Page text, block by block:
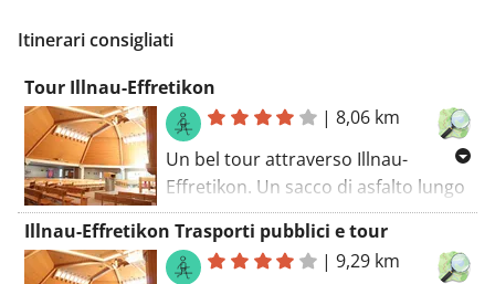
Itinerari consigliati
Tour Illnau-Effretikon
|8,06 km
Un bel tour attraverso Illnau-
Effretikon. Un sacco di asfalto lungo
questo percorso. Il percorso a piedi
inizia al parcheggio. Su questo
percorso scoprirai anche parte di
Illnau-Effretikon Trasporti pubblici e tour
|9,29 km